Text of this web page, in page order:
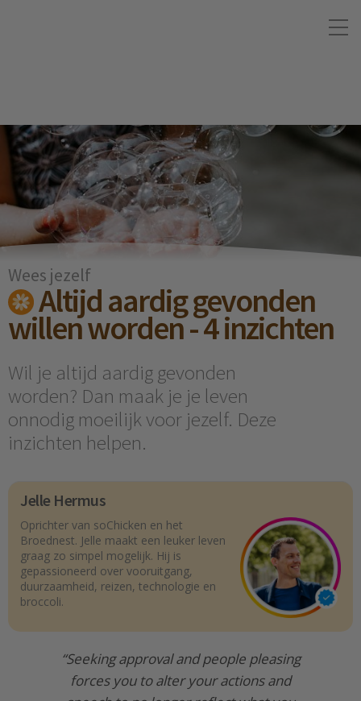
Wees jezelf
Altijd aardig gevonden
willen worden - 4 inzichten
Wil je altijd aardig gevonden
worden? Dan maak je je leven
onnodig moeilijk voor jezelf. Deze
inzichten helpen.
Jelle Hermus
Oprichter van soChicken en het
Broednest. Jelle maakt een leuker leven
graag zo simpel mogelijk. Hij is
gepassioneerd over vooruitgang,
duurzaamheid, reizen, technologie en
broccoli.
“Seeking approval and people pleasing
forces you to alter your actions and